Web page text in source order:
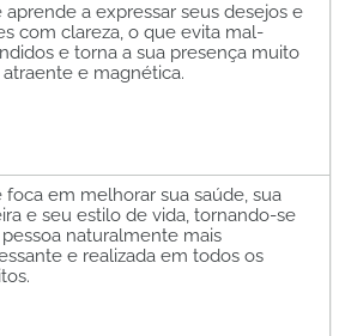
aprende a expressar seus desejos e
com clareza, o que evita mal-
e torna a sua presença muito
atraente e magnética.
foca em melhorar sua saúde, sua
e seu estilo de vida, tornando-se
naturalmente mais
e realizada em todos os